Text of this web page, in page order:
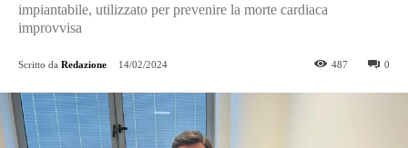
impiantabile, utilizzato per prevenire la morte cardiaca
improvvisa
Scritto da Redazione 14/02/2024 0
487